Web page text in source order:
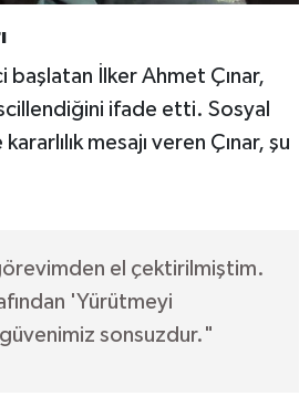
başlatan İlker Ahmet Çınar,
ifade etti. Sosyal
mesajı veren Çınar, şu
görevimden el çektirilmiştim.
'Yürütmeyi
sonsuzdur."